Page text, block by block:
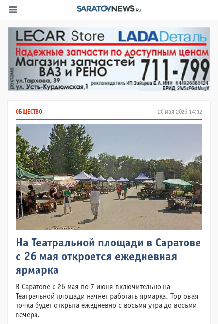
20 мая 2026 14:12
ОБЩЕСТВО
На Театральной площади в Саратове
с 26 мая откроется ежедневная
ярмарка
В Саратове с 26 мая по 7 июня включительно на
Театральной площади начнет работать ярмарка. Торговая
точка будет открыта ежедневно с восьми утра до восьми
вечера.